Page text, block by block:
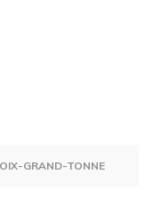
GRAND-TONNE